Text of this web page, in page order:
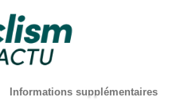
Informations supplémentaires